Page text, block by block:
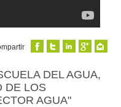
DEL AGUA,
DE LOS
AGUA"